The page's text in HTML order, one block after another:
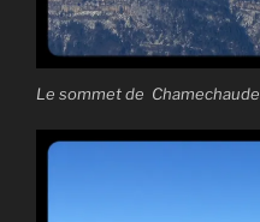
Le sommet de Chamechaude